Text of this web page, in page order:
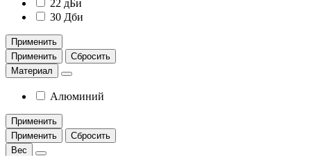
22 дБи
30 Дби
Применить
Применить
Сбросить
Материал
Алюминий
Применить
Применить
Сбросить
Вес